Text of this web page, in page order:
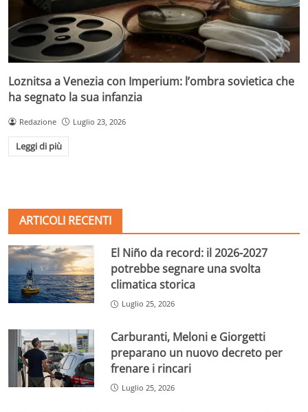
Loznitsa a Venezia con Imperium: l’ombra sovietica che
ha segnato la sua infanzia
Redazione Luglio 23, 2026
Leggi di più
ARTICOLI RECENTI
El Niño da record: il 2026-2027
potrebbe segnare una svolta
climatica storica
Luglio 25, 2026
Carburanti, Meloni e Giorgetti
preparano un nuovo decreto per
frenare i rincari
Luglio 25, 2026